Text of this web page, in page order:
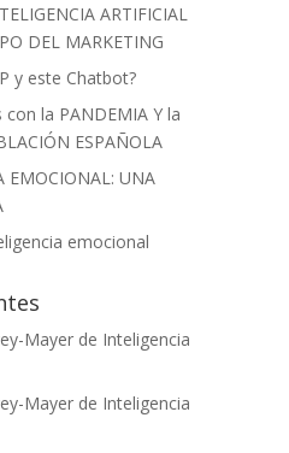
ARTIFICIAL
DEL MARKETING
y este Chatbot?
la PANDEMIA Y la
ESPAÑOLA
EMOCIONAL: UNA
emocional
Mayer de Inteligencia
Mayer de Inteligencia